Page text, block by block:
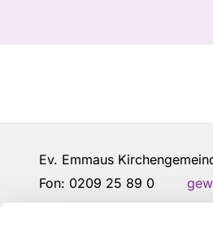
Ev. Emmaus
Fon: 0209 25 89 0